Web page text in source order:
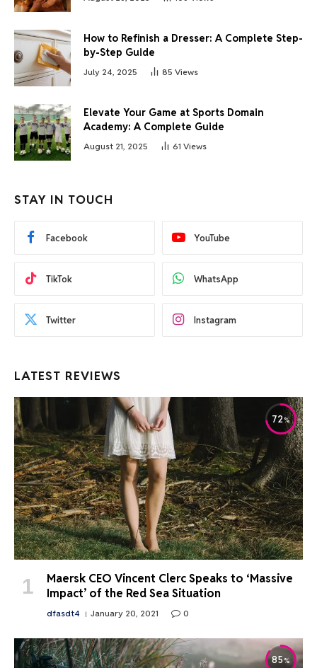
How to Refinish a Dresser: A Complete Step-
by-Step Guide
July 24, 2025 85 Views
Elevate Your Game at Sports Domain
Academy: A Complete Guide
August 21, 2025 61 Views
STAY IN TOUCH
Facebook YouTube
TikTok WhatsApp
Twitter Instagram
LATEST REVIEWS
72
Maersk CEO Vincent Clerc Speaks to ‘Massive
Impact’ of the Red Sea Situation
dfasdt4 January 20, 2021 0
85